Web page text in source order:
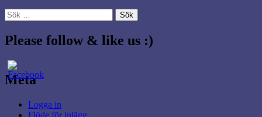
Sök
efter:
Please follow & like us :)
Meta
Logga in
Flöde för inlägg